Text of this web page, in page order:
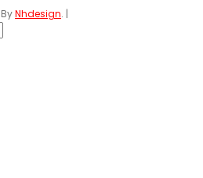
Nhdesign. |